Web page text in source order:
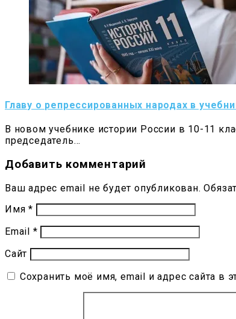
Главу о репрессированных народах в
В новом учебнике истории России в 10-11
председатель…
Добавить комментарий
Ваш адрес email не будет опубликован.
Имя*
Email *
Сайт
Сохранить моё имя, email и адрес сайта в